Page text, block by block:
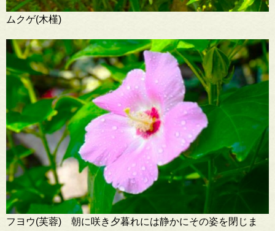
ムクゲ(木槿)
フヨウ(芙蓉) 朝に咲き夕暮れには静かにその姿を閉じま